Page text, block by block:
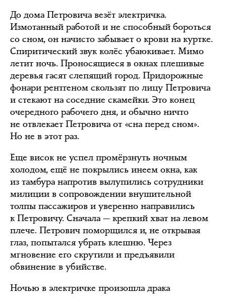
До дома Петровича везёт электричка.
Измотанный работой и не способный бороться
со сном, он начисто забывает о крови на куртке.
Спиритический звук колёс убаюкивает. Мимо
летит ночь. Проносящиеся в окнах плешивые
деревья гасят слепящий город. Придорожные
фонари рентгеном скользят по лицу Петровича
и стекают на соседние скамейки. Это конец
очередного рабочего дня, и обычно ничто
не отвлекает Петровича от «сна перед сном».
Но не в этот раз.
Еще висок не успел промёрзнуть ночным
холодом, ещё не покрылись инеем окна, как
из тамбура напротив вылупились сотрудники
милиции в сопровождении внушительной
толпы пассажиров и уверенно направились
к Петровичу. Сначала — крепкий хват на левом
плече. Петрович поморщился и, не открывая
глаз, попытался убрать клешню. Через
мгновение его скрутили и предъявили
обвинение в убийстве.
Ночью в электричке произошла драка